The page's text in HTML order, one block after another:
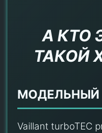
А КТО
ТАКОЙ
МОДЕЛЬНЫЙ
Vaillant turboTEC